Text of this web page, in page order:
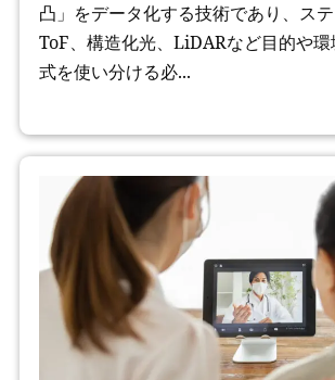
凸」をデータ化する技術であり、ステ
ToF、構造化光、LiDARなど目的や
式を使い分ける必...